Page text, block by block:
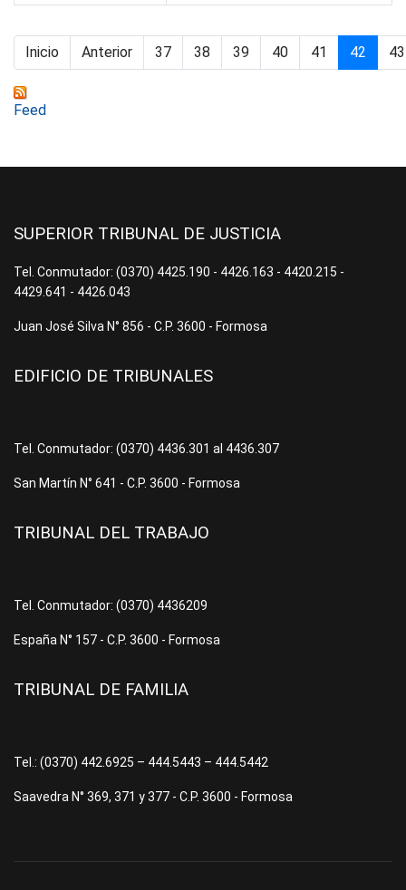
Inicio Anterior 37 38 39 40 41 42 43
Feed
SUPERIOR TRIBUNAL DE JUSTICIA
Tel. Conmutador: (0370) 4425.190 - 4426.163 - 4420.215 -
4429.641 - 4426.043
Juan José Silva N° 856 - C.P. 3600 - Formosa
EDIFICIO DE TRIBUNALES
Tel. Conmutador: (0370) 4436.301 al 4436.307
San Martín N° 641 - C.P. 3600 - Formosa
TRIBUNAL DEL TRABAJO
Tel. Conmutador: (0370) 4436209
España N° 157 - C.P. 3600 - Formosa
TRIBUNAL DE FAMILIA
Tel.: (0370) 442.6925 – 444.5443 – 444.5442
Saavedra N° 369, 371 y 377 - C.P. 3600 - Formosa